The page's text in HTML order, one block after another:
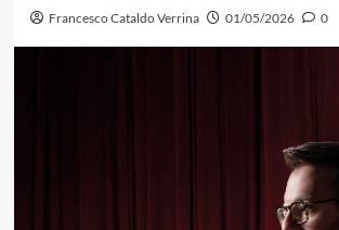
Francesco Cataldo Verrina 01/05/2026 0